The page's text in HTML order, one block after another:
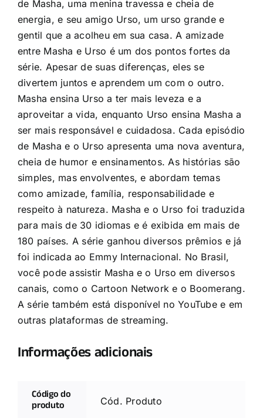
de Masha, uma menina travessa e cheia de
energia, e seu amigo Urso, um urso grande e
gentil que a acolheu em sua casa. A amizade
entre Masha e Urso é um dos pontos fortes da
série. Apesar de suas diferenças, eles se
divertem juntos e aprendem um com o outro.
Masha ensina Urso a ter mais leveza e a
aproveitar a vida, enquanto Urso ensina Masha a
ser mais responsável e cuidadosa. Cada episódio
de Masha e o Urso apresenta uma nova aventura,
cheia de humor e ensinamentos. As histórias são
simples, mas envolventes, e abordam temas
como amizade, família, responsabilidade e
respeito à natureza. Masha e o Urso foi traduzida
para mais de 30 idiomas e é exibida em mais de
180 países. A série ganhou diversos prêmios e já
foi indicada ao Emmy Internacional. No Brasil,
você pode assistir Masha e o Urso em diversos
canais, como o Cartoon Network e o Boomerang.
A série também está disponível no YouTube e em
outras plataformas de streaming.
Informações adicionais
Código do
produto Cód. Produto